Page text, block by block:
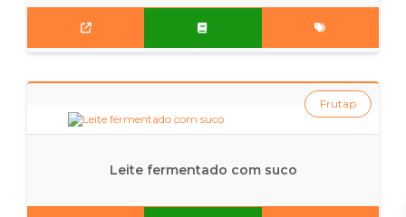
Leite fermentado com suco
Frutap